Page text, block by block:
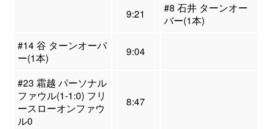
9:21
#8 石井 ターンオー
バー(1本)
#14 谷 ターンオーバ
ー(1本)
9:04
#23 霜越 パーソナル
ファウル(1-1:0) フリ
ースローオンファウ
ル0
8:47